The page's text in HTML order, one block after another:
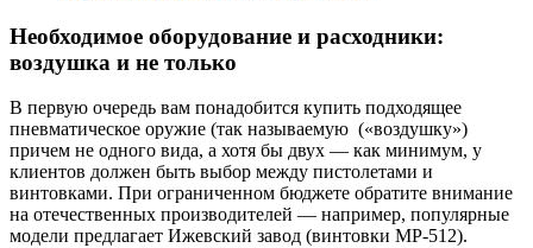
Необходимое оборудование и расходники:
воздушка и не только
В первую очередь вам понадобится купить подходящее
пневматическое оружие (так называемую («воздушку»)
причем не одного вида, а хотя бы двух — как минимум, у
клиентов должен быть выбор между пистолетами и
винтовками. При ограниченном бюджете обратите внимание
на отечественных производителей — например, популярные
модели предлагает Ижевский завод (винтовки МР-512).